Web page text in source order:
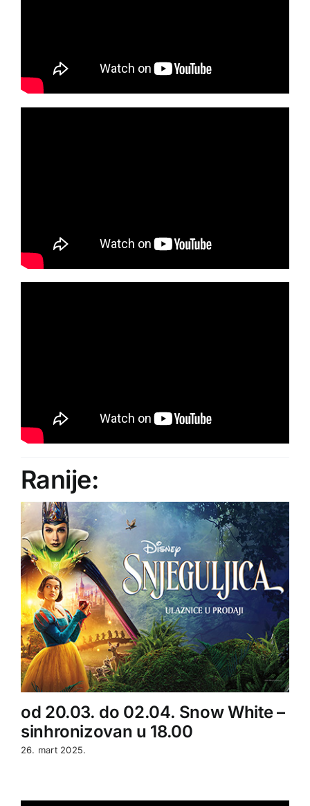
Ranije:
od 20.03. do 02.04. Snow White –
sinhronizovan u 18.00
26. mart 2025.